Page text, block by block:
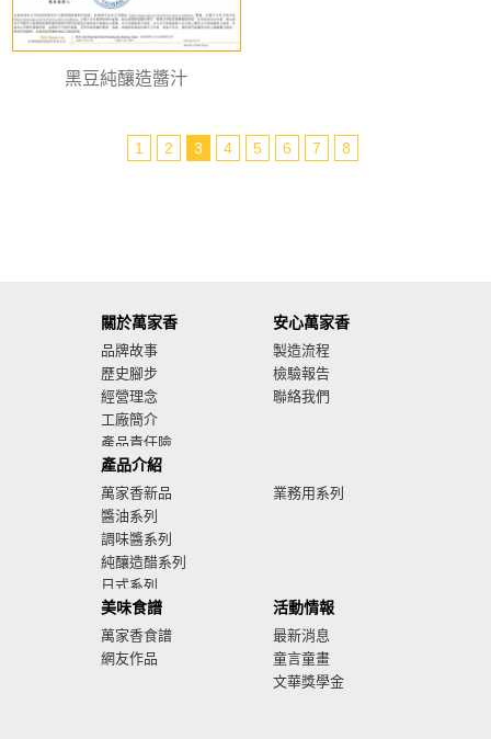
黑豆純釀造醬汁
1 2 3 4 5 6 7 8
關於萬家香
品牌故事
歷史腳步
經營理念
工廠簡介
產品責任險
廣告影音
產品介紹
萬家香新品
醬油系列
調味醬系列
純釀造醋系列
日式系列
業務用系列
美味食譜
萬家香食譜
網友作品
安心萬家香
製造流程
檢驗報告
聯絡我們
活動情報
最新消息
童言童畫
文華獎學金